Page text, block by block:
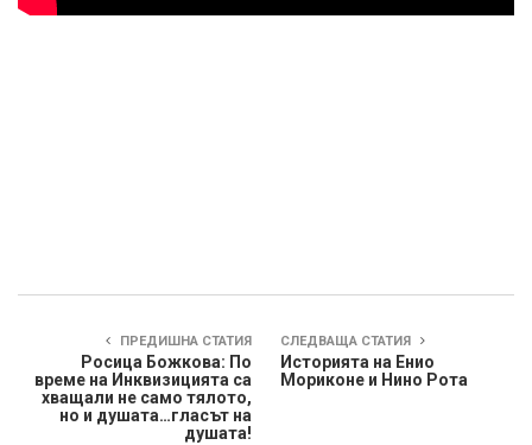
ПРЕДИШНА СТАТИЯ
Росица Божкова: По
време на Инквизицията са
хващали не само тялото,
но и душата…гласът на
душата!
СЛЕДВАЩА СТАТИЯ
Историята на Енио
Мориконе и Нино Рота